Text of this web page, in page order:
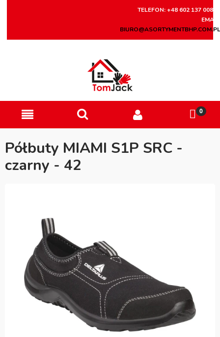
TELEFON: +48 602 137 008
EMAIL:
BIURO@ASORTYMENTBHP.COM.PL
Półbuty MIAMI S1P SRC -
czarny - 42